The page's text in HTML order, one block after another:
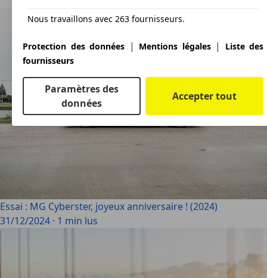
Essai : MG Cyberster, joyeux anniversaire ! (2024)
31/12/2024 · 1 min lus
Nous travaillons avec 263 fournisseurs.
Protection des données | Mentions légales|
Liste des
fournisseurs
Paramètres des
données
Accepter tout